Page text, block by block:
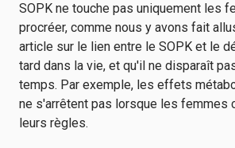
SOPK ne touche pas uniquement les
procréer, comme nous y avons fait
article sur le lien entre le SOPK et le
tard dans la vie, et qu'il ne disparaît
temps. Par exemple, les effets
ne s'arrêtent pas lorsque les femmes
leurs règles.